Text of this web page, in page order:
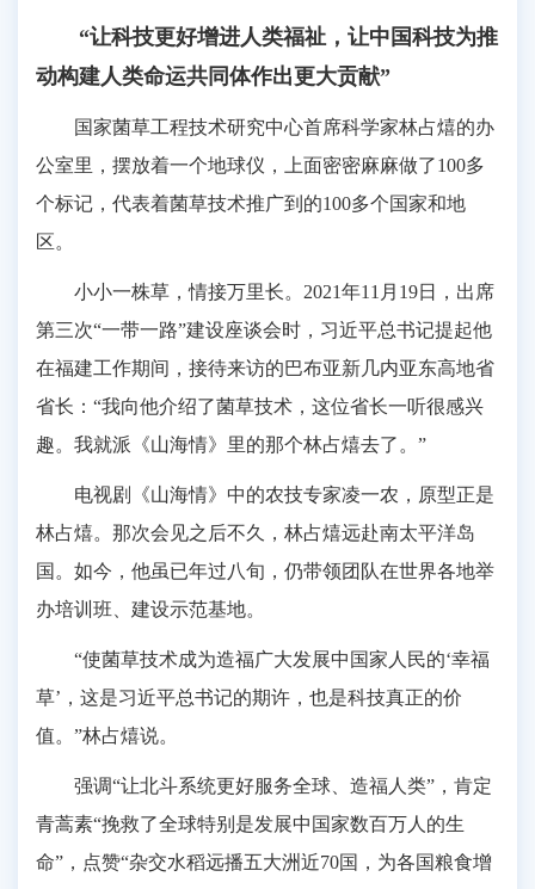
“让科技更好增进人类福祉，让中国科技为推
动构建人类命运共同体作出更大贡献”
国家菌草工程技术研究中心首席科学家林占熺的办
公室里，摆放着一个地球仪，上面密密麻麻做了100多
个标记，代表着菌草技术推广到的100多个国家和地
区。
小小一株草，情接万里长。2021年11月19日，出席
第三次“一带一路”建设座谈会时，习近平总书记提起他
在福建工作期间，接待来访的巴布亚新几内亚东高地省
省长：“我向他介绍了菌草技术，这位省长一听很感兴
趣。我就派《山海情》里的那个林占熺去了。”
电视剧《山海情》中的农技专家凌一农，原型正是
林占熺。那次会见之后不久，林占熺远赴南太平洋岛
国。如今，他虽已年过八旬，仍带领团队在世界各地举
办培训班、建设示范基地。
“使菌草技术成为造福广大发展中国家人民的‘幸福
草’，这是习近平总书记的期许，也是科技真正的价
值。”林占熺说。
强调“让北斗系统更好服务全球、造福人类”，肯定
青蒿素“挽救了全球特别是发展中国家数百万人的生
命”，点赞“杂交水稻远播五大洲近70国，为各国粮食增